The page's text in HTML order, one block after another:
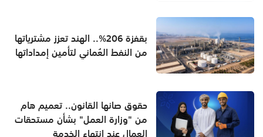
بقفزة 206%.. الهند تعزز مشترياتها
من النفط العُماني لتأمين إمداداتها
حقوق صانها القانون.. تعميم هام
من "وزارة العمل" بشأن مستحقات